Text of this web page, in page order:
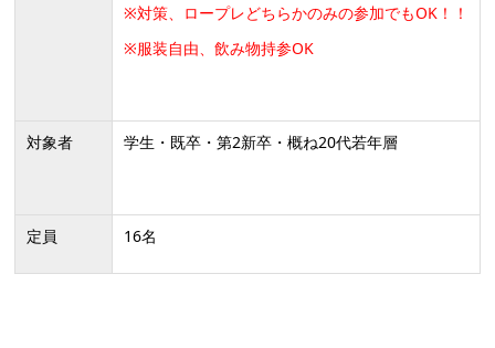
※対策、ロープレどちらかのみの参加でもOK！！
※服装自由、飲み物持参OK
対象者 学生・既卒・第2新卒・概ね20代若年層
定員 16名